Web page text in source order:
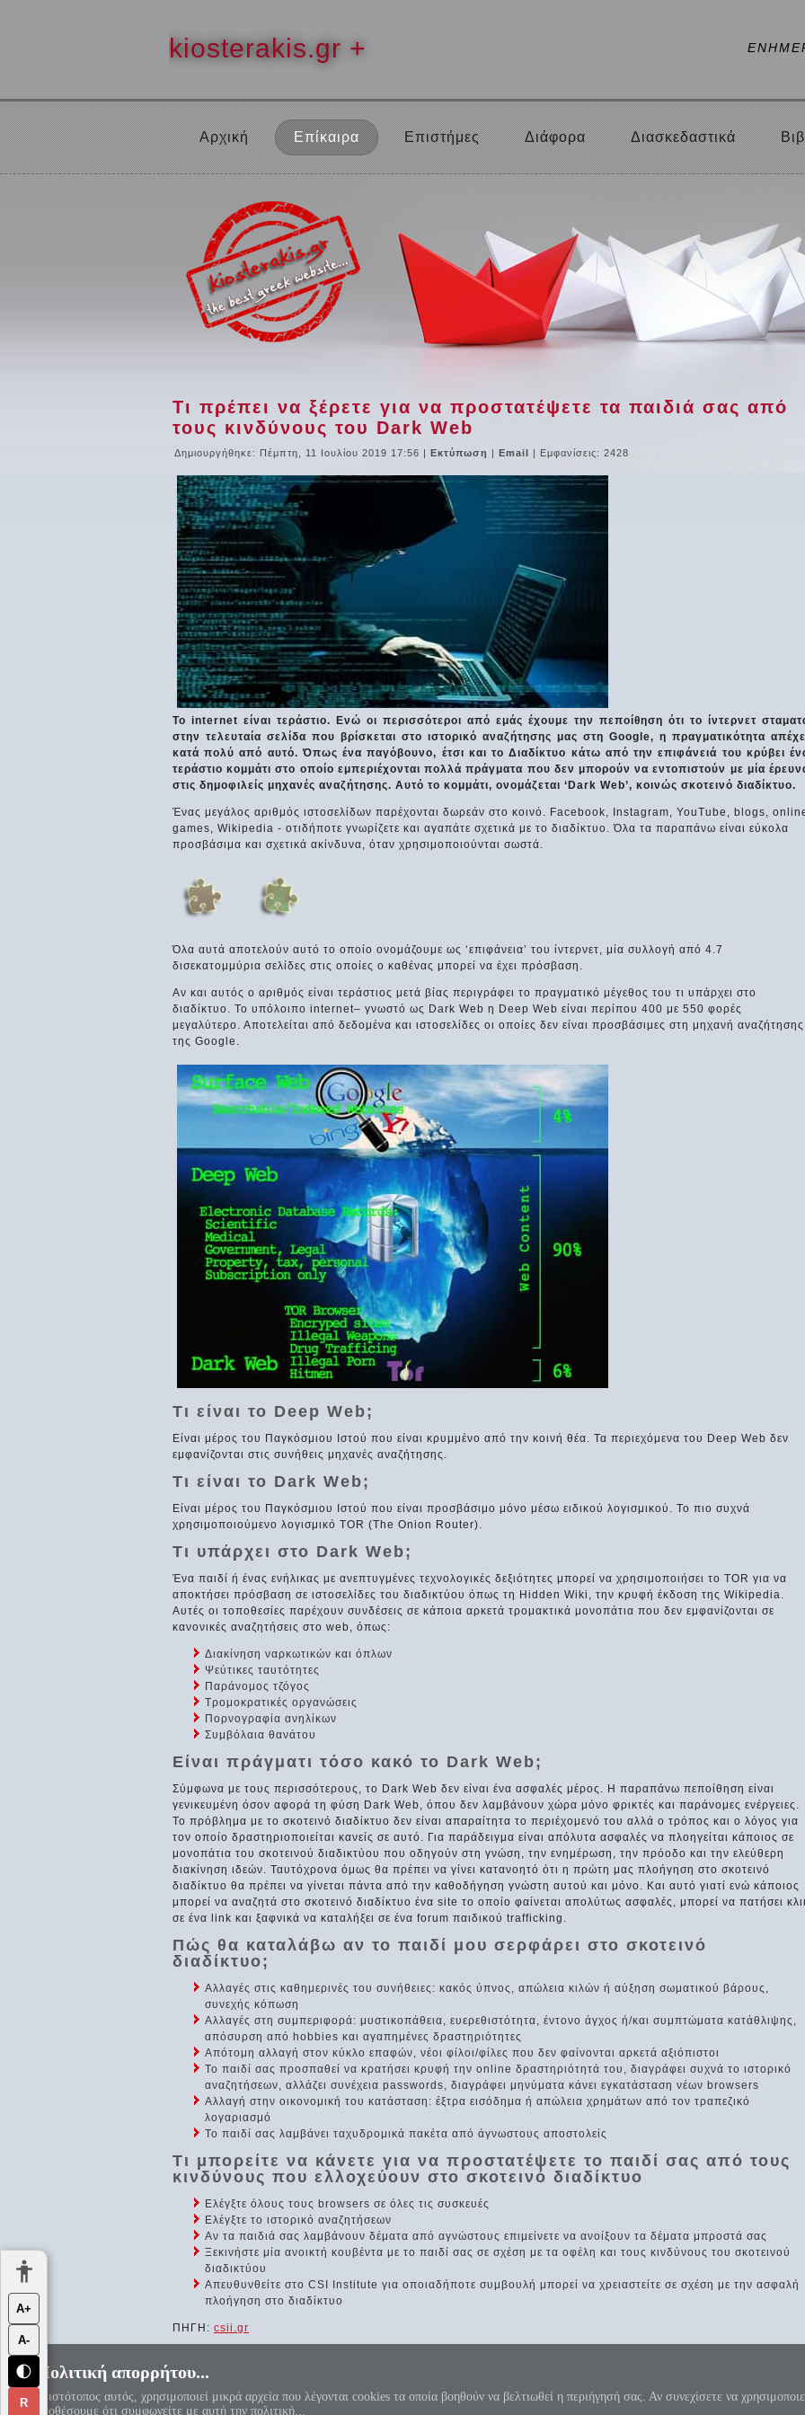
kiosterakis.gr +
Αρχική Επίκαιρα Επιστήμες Διάφορα Διασκεδαστικά
Tι πρέπει να ξέρετε για να προστατέψετε τα παιδιά σας από
τους κινδύνους του Dark Web
Δημιουργήθηκε: Πέμπτη, 11 Ιουλίου 2019 17:56 | Εκτύπωση | Email | Εμφανίσεις: 2428
To internet είναι τεράστιο. Ενώ οι περισσότεροι από εμάς έχουμε την πεποίθηση ότι το ίντερνετ
στην τελευταία σελίδα που βρίσκεται στο ιστορικό αναζήτησης μας στη Google, η πραγματικότητα
κατά πολύ από αυτό. Όπως ένα παγόβουνο, έτσι και το Διαδίκτυο κάτω από την επιφάνειά του κρύβει
τεράστιο κομμάτι στο οποίο εμπεριέχονται πολλά πράγματα που δεν μπορούν να εντοπιστούν με μία
στις δημοφιλείς μηχανές αναζήτησης. Αυτό το κομμάτι, ονομάζεται ‘Dark Web’, κοινώς σκοτεινό διαδίκτυο.
Ένας μεγάλος αριθμός ιστοσελίδων παρέχονται δωρεάν στο κοινό. Facebook, Instagram, YouTube, blogs,
games, Wikipedia - οτιδήποτε γνωρίζετε και αγαπάτε σχετικά με το διαδίκτυο. Όλα τα παραπάνω είναι εύκολα
προσβάσιμα και σχετικά ακίνδυνα, όταν χρησιμοποιούνται σωστά.
Όλα αυτά αποτελούν αυτό το οποίο ονομάζουμε ως ‘επιφάνεια’ του ίντερνετ, μία συλλογή από 4.7
δισεκατομμύρια σελίδες στις οποίες ο καθένας μπορεί να έχει πρόσβαση.
Αν και αυτός ο αριθμός είναι τεράστιος μετά βίας περιγράφει το πραγματικό μέγεθος του τι υπάρχει στο
διαδίκτυο. Το υπόλοιπο internet– γνωστό ως Dark Web η Deep Web είναι περίπου 400 με 550 φορές
μεγαλύτερο. Αποτελείται από δεδομένα και ιστοσελίδες οι οποίες δεν είναι προσβάσιμες στη μηχανή αναζήτησης
της Google.
Τι είναι το Deep Web;
Είναι μέρος του Παγκόσμιου Ιστού που είναι κρυμμένο από την κοινή θέα. Τα περιεχόμενα του Deep Web δεν
εμφανίζονται στις συνήθεις μηχανές αναζήτησης.
Τι είναι το Dark Web;
Είναι μέρος του Παγκόσμιου Ιστού που είναι προσβάσιμο μόνο μέσω ειδικού λογισμικού. Το πιο συχνά
χρησιμοποιούμενο λογισμικό TOR (The Onion Router).
Tι υπάρχει στο Dark Web;
Ένα παιδί ή ένας ενήλικας με ανεπτυγμένες τεχνολογικές δεξιότητες μπορεί να χρησιμοποιήσει το TOR για να
αποκτήσει πρόσβαση σε ιστοσελίδες του διαδικτύου όπως τη Hidden Wiki, την κρυφή έκδοση της Wikipedia.
Αυτές οι τοποθεσίες παρέχουν συνδέσεις σε κάποια αρκετά τρομακτικά μονοπάτια που δεν εμφανίζονται σε
κανονικές αναζητήσεις στο web, όπως:
Διακίνηση ναρκωτικών και όπλων
Ψεύτικες ταυτότητες
Παράνομος τζόγος
Τρομοκρατικές οργανώσεις
Πορνογραφία ανηλίκων
Συμβόλαια θανάτου
Είναι πράγματι τόσο κακό το Dark Web;
Σύμφωνα με τους περισσότερους, το Dark Web δεν είναι ένα ασφαλές μέρος. Η παραπάνω πεποίθηση είναι
γενικευμένη όσον αφορά τη φύση Dark Web, όπου δεν λαμβάνουν χώρα μόνο φρικτές και παράνομες ενέργειες.
Το πρόβλημα με το σκοτεινό διαδίκτυο δεν είναι απαραίτητα το περιέχομενό του αλλά ο τρόπος και ο λόγος για
τον οποίο δραστηριοποιείται κανείς σε αυτό. Για παράδειγμα είναι απόλυτα ασφαλές να πλοηγείται κάποιος σε
μονοπάτια του σκοτεινού διαδικτύου που οδηγούν στη γνώση, την ενημέρωση, την πρόοδο και την ελεύθερη
διακίνηση ιδεών. Ταυτόχρονα όμως θα πρέπει να γίνει κατανοητό ότι η πρώτη μας πλοήγηση στο σκοτεινό
διαδίκτυο θα πρέπει να γίνεται πάντα από την καθοδήγηση γνώστη αυτού και μόνο. Και αυτό γιατί ενώ κάποιος
μπορεί να αναζητά στο σκοτεινό διαδίκτυο ένα site το οποίο φαίνεται απολύτως ασφαλές, μπορεί να πατήσει
σε ένα link και ξαφνικά να καταλήξει σε ένα forum παιδικού trafficking.
Πώς θα καταλάβω αν το παιδί μου σερφάρει στο σκοτεινό
διαδίκτυο;
Aλλαγές στις καθημερινές του συνήθειες: κακός ύπνος, απώλεια κιλών ή αύξηση σωματικού βάρους,
συνεχής κόπωση
Αλλαγές στη συμπεριφορά: μυστικοπάθεια, ευερεθιστότητα, έντονο άγχος ή/και συμπτώματα κατάθλιψης,
απόσυρση από hobbies και αγαπημένες δραστηριότητες
Απότομη αλλαγή στον κύκλο επαφών, νέοι φίλοι/φίλες που δεν φαίνονται αρκετά αξιόπιστοι
Το παιδί σας προσπαθεί να κρατήσει κρυφή την online δραστηριότητά του, διαγράφει συχνά το ιστορικό
αναζητήσεων, αλλάζει συνέχεια passwords, διαγράφει μηνύματα κάνει εγκατάσταση νέων browsers
Αλλαγή στην οικονομική του κατάσταση: έξτρα εισόδημα ή απώλεια χρημάτων από τον τραπεζικό
λογαριασμό
Το παιδί σας λαμβάνει ταχυδρομικά πακέτα από άγνωστους αποστολείς
Τι μπορείτε να κάνετε για να προστατέψετε το παιδί σας από τους
κινδύνους που ελλοχεύουν στο σκοτεινό διαδίκτυο
Ελέγξτε όλους τους browsers σε όλες τις συσκευές
Ελέγξτε το ιστορικό αναζητήσεων
Αν τα παιδιά σας λαμβάνουν δέματα από αγνώστους επιμείνετε να ανοίξουν τα δέματα μπροστά σας
Ξεκινήστε μία ανοικτή κουβέντα με το παιδί σας σε σχέση με τα οφέλη και τους κινδύνους του σκοτεινού
διαδικτύου
Απευθυνθείτε στο CSI Institute για οποιαδήποτε συμβουλή μπορεί να χρειαστείτε σε σχέση με την ασφαλή
πλοήγηση στο διαδίκτυο
ΠΗΓΗ: csii.gr
π=3.1415926535897932384626...
Πολιτική απορρήτου
Πολιτική απορρήτου...
Ο ιστότοπος αυτός, χρησιμοποιεί μικρά αρχεία που λέγονται cookies τα οποία βοηθούν να βελτιωθεί η περιήγησή σας. Αν συνεχίσετε να
υποθέσουμε ότι συμφωνείτε με αυτή την πολιτική...
Α+
Α-
🌓
R